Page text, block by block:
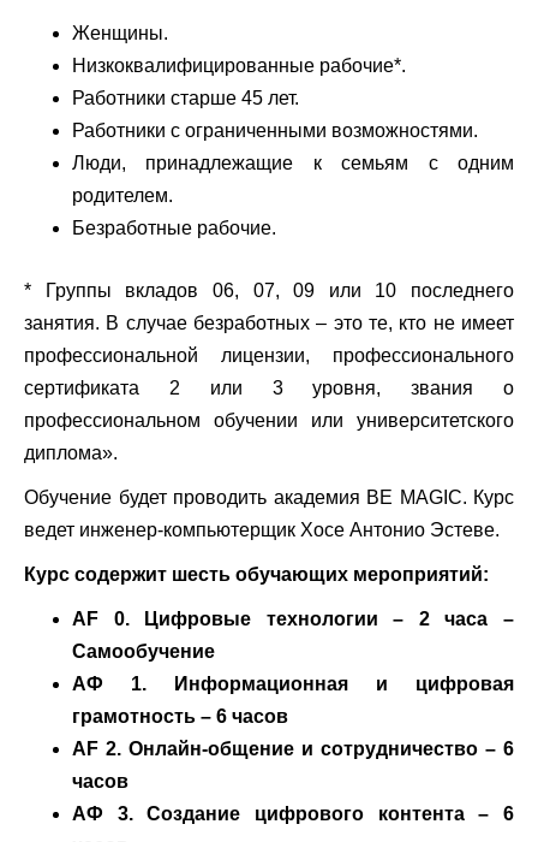
Женщины.
Низкоквалифицированные рабочие*.
Работники старше 45 лет.
Работники с ограниченными возможностями.
Люди, принадлежащие к семьям с одним
родителем.
Безработные рабочие.
* Группы вкладов 06, 07, 09 или 10 последнего
занятия. В случае безработных – это те, кто не имеет
профессиональной лицензии, профессионального
сертификата 2 или 3 уровня, звания о
профессиональном обучении или университетского
диплома».
Обучение будет проводить академия BE MAGIC. Курс
ведет инженер-компьютерщик Хосе Антонио Эстеве.
Курс содержит шесть обучающих мероприятий:
AF 0. Цифровые технологии – 2 часа –
Самообучение
АФ 1. Информационная и цифровая
грамотность – 6 часов
AF 2. Онлайн-общение и сотрудничество – 6
часов
АФ 3. Создание цифрового контента – 6